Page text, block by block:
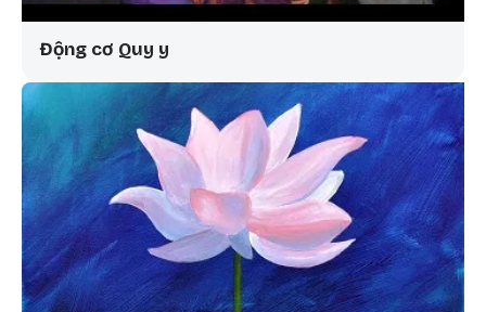
Động cơ Quy y